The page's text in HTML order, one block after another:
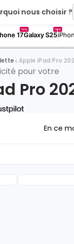
nous choisir ?
17
new
Galaxy S25
new
Apple iPad Pro
pour votre
Pro
En ce